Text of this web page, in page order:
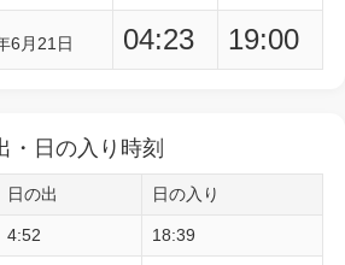
6月21日 04:23 19:00
・日の入り時刻
日の出 日の入り
4:52 18:39